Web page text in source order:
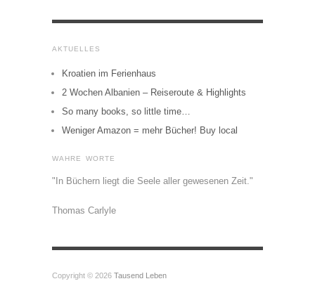
AKTUELLES
Kroatien im Ferienhaus
2 Wochen Albanien – Reiseroute & Highlights
So many books, so little time…
Weniger Amazon = mehr Bücher! Buy local
WAHRE WORTE
"In Büchern liegt die Seele aller gewesenen Zeit."
Thomas Carlyle
Copyright © 2026 Tausend Leben